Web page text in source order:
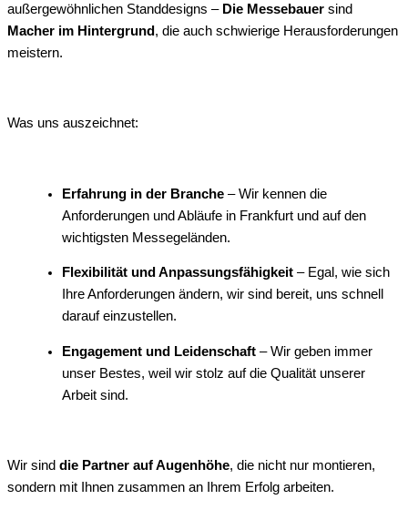
außergewöhnlichen Standdesigns – Die Messebauer sind
Macher im Hintergrund, die auch schwierige Herausforderungen
meistern.
Was uns auszeichnet:
Erfahrung in der Branche – Wir kennen die
Anforderungen und Abläufe in Frankfurt und auf den
wichtigsten Messegeländen.
Flexibilität und Anpassungsfähigkeit – Egal, wie sich
Ihre Anforderungen ändern, wir sind bereit, uns schnell
darauf einzustellen.
Engagement und Leidenschaft – Wir geben immer
unser Bestes, weil wir stolz auf die Qualität unserer
Arbeit sind.
Wir sind die Partner auf Augenhöhe, die nicht nur montieren,
sondern mit Ihnen zusammen an Ihrem Erfolg arbeiten.